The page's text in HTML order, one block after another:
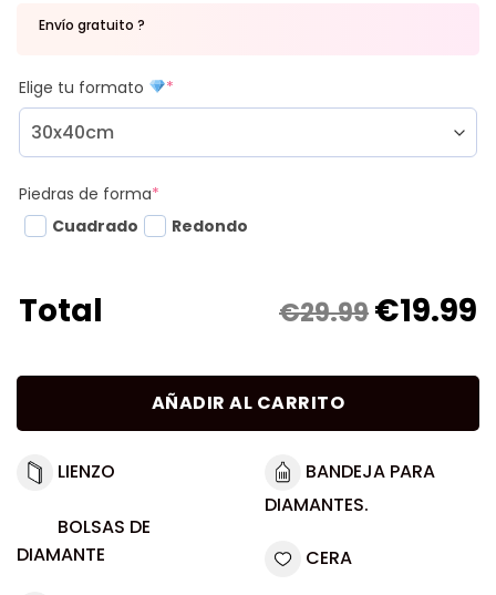
Envío gratuito ?
Elige tu formato *
Piedras de forma*
Cuadrado
Redondo
Total €29.99€19.99
AÑADIR AL CARRITO
LIENZO
BOLSAS DE
DIAMANTE
BANDEJA PARA
DIAMANTES.
CERA